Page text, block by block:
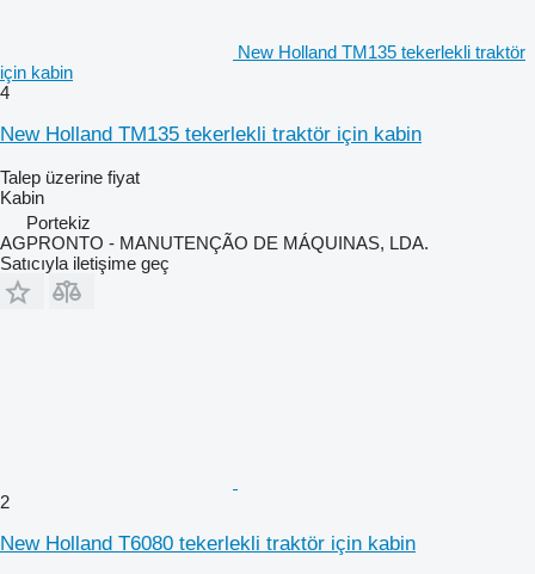
New Holland TM135 tekerlekli traktör
için kabin
4
New Holland TM135 tekerlekli traktör için kabin
Talep üzerine fiyat
Kabin
Portekiz
AGPRONTO - MANUTENÇÃO DE MÁQUINAS, LDA.
Satıcıyla iletişime geç
2
New Holland T6080 tekerlekli traktör için kabin